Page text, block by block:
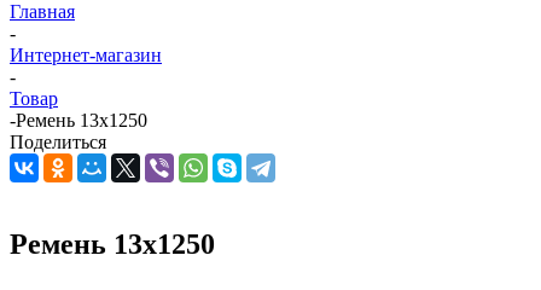
Главная
-
Интернет-магазин
-
Товар
-Ремень 13х1250
Поделиться
Ремень 13х1250